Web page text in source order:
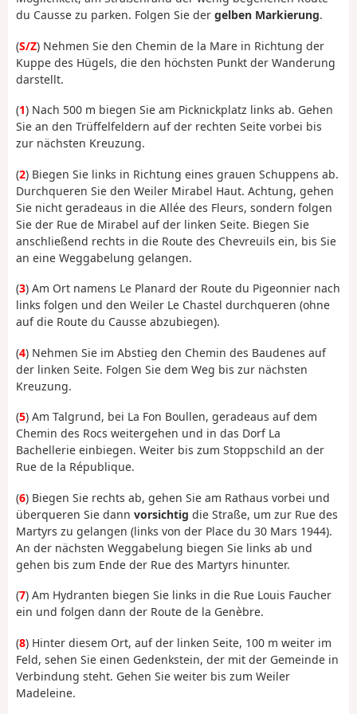
du Causse zu parken. Folgen Sie der gelben Markierung.
(S/Z) Nehmen Sie den Chemin de la Mare in Richtung der
Kuppe des Hügels, die den höchsten Punkt der Wanderung
darstellt.
(1) Nach 500 m biegen Sie am Picknickplatz links ab. Gehen
Sie an den Trüffelfeldern auf der rechten Seite vorbei bis
zur nächsten Kreuzung.
(2) Biegen Sie links in Richtung eines grauen Schuppens ab.
Durchqueren Sie den Weiler Mirabel Haut. Achtung, gehen
Sie nicht geradeaus in die Allée des Fleurs, sondern folgen
Sie der Rue de Mirabel auf der linken Seite. Biegen Sie
anschließend rechts in die Route des Chevreuils ein, bis Sie
an eine Weggabelung gelangen.
(3) Am Ort namens Le Planard der Route du Pigeonnier nach
links folgen und den Weiler Le Chastel durchqueren (ohne
auf die Route du Causse abzubiegen).
(4) Nehmen Sie im Abstieg den Chemin des Baudenes auf
der linken Seite. Folgen Sie dem Weg bis zur nächsten
Kreuzung.
(5) Am Talgrund, bei La Fon Boullen, geradeaus auf dem
Chemin des Rocs weitergehen und in das Dorf La
Bachellerie einbiegen. Weiter bis zum Stoppschild an der
Rue de la République.
(6) Biegen Sie rechts ab, gehen Sie am Rathaus vorbei und
überqueren Sie dann vorsichtig die Straße, um zur Rue des
Martyrs zu gelangen (links von der Place du 30 Mars 1944).
An der nächsten Weggabelung biegen Sie links ab und
gehen bis zum Ende der Rue des Martyrs hinunter.
(7) Am Hydranten biegen Sie links in die Rue Louis Faucher
ein und folgen dann der Route de la Genèbre.
(8) Hinter diesem Ort, auf der linken Seite, 100 m weiter im
Feld, sehen Sie einen Gedenkstein, der mit der Gemeinde in
Verbindung steht. Gehen Sie weiter bis zum Weiler
Madeleine.